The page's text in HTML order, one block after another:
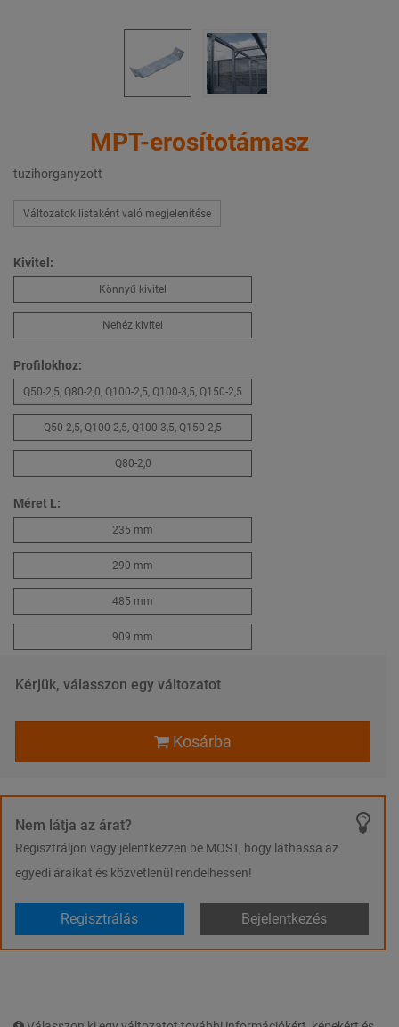
MPT-erosítotámasz
tuzihorganyzott
Változatok listaként való megjelenítése
Kivitel:
Könnyű kivitel
Nehéz kivitel
Profilokhoz:
Q50-2,5, Q80-2,0, Q100-2,5, Q100-3,5, Q150-2,5
Q50-2,5, Q100-2,5, Q100-3,5, Q150-2,5
Q80-2,0
Méret L:
235 mm
290 mm
485 mm
909 mm
Kérjük, válasszon egy változatot
Kosárba
Nem látja az árat?
Regisztráljon vagy jelentkezzen be MOST, hogy láthassa az
egyedi áraikat és közvetlenül rendelhessen!
Regisztrálás Bejelentkezés